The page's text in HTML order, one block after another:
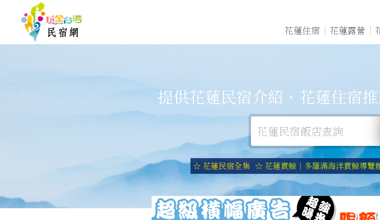
花蓮住宿 花蓮露營
提供花蓮民宿介紹、花蓮住宿
☆ 花蓮民宿全集 ☆ 花蓮賞鯨｜多羅滿海洋賞鯨導覽